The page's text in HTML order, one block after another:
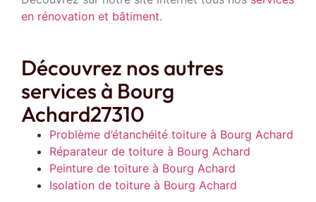
en rénovation et bâtiment.
Découvrez nos autres
services à Bourg
Achard27310
Problème d’étanchéité toiture à Bourg Achard
Réparateur de toiture à Bourg Achard
Peinture de toiture à Bourg Achard
Isolation de toiture à Bourg Achard